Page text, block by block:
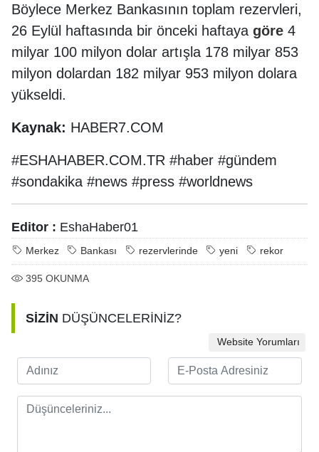
Böylece Merkez Bankasının toplam rezervleri,
26 Eylül haftasında bir önceki haftaya göre 4
milyar 100 milyon dolar artışla 178 milyar 853
milyon dolardan 182 milyar 953 milyon dolara
yükseldi.
Kaynak: HABER7.COM
#ESHAHABER.COM.TR #haber #gündem
#sondakika #news #press #worldnews
Editor : EshaHaber01
Merkez Bankası rezervlerinde yeni rekor
395 OKUNMA
SİZİN DÜŞÜNCELERİNİZ?
Website Yorumları